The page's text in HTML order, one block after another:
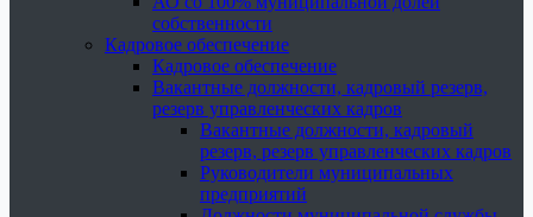
собственности
Кадровое обеспечение
Кадровое обеспечение
Вакантные должности, кадровый резерв,
резерв управленческих кадров
Вакантные должности, кадровый
резерв, резерв управленческих кадров
Руководители муниципальных
предприятий